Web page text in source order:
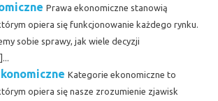
Prawa ekonomiczne stanowią
opiera się funkcjonowanie każdego rynku.
sobie sprawy, jak wiele decyzji
Kategorie ekonomiczne to
opiera się nasze zrozumienie zjawisk